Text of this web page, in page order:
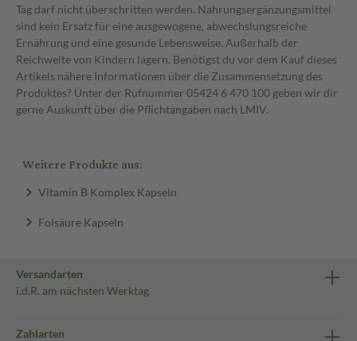
Tag darf nicht überschritten werden. Nahrungsergänzungsmittel
sind kein Ersatz für eine ausgewogene, abwechslungsreiche
Ernährung und eine gesunde Lebensweise. Außerhalb der
Reichweite von Kindern lagern. Benötigst du vor dem Kauf dieses
Artikels nähere Informationen über die Zusammensetzung des
Produktes? Unter der Rufnummer 05424 6 470 100 geben wir dir
gerne Auskunft über die Pflichtangaben nach LMIV.
Weitere Produkte aus:
Vitamin B Komplex Kapseln
Folsäure Kapseln
Versandarten
i.d.R. am nächsten Werktag
Zahlarten